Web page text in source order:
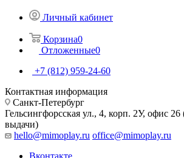
Личный кабинет
Корзина0
Отложенные0
+7 (812) 959-24-60
Контактная информация
Санкт-Петербург
Гельсингфорсская ул., 4, корп. 2У, офис
выдачи)
hello@mimoplay.ru office@mimoplay.ru
Вконтакте